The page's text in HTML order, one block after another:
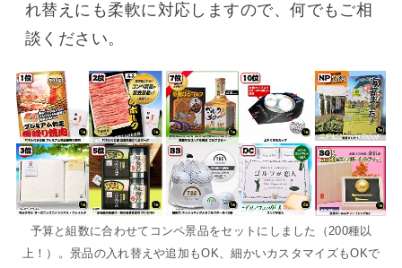
れ替えにも柔軟に対応しますので、何でもご相
談ください。
予算と組数に合わせてコンペ景品をセットにしました（200種以
上！）。景品の入れ替えや追加もOK、細かいカスタマイズもOKで